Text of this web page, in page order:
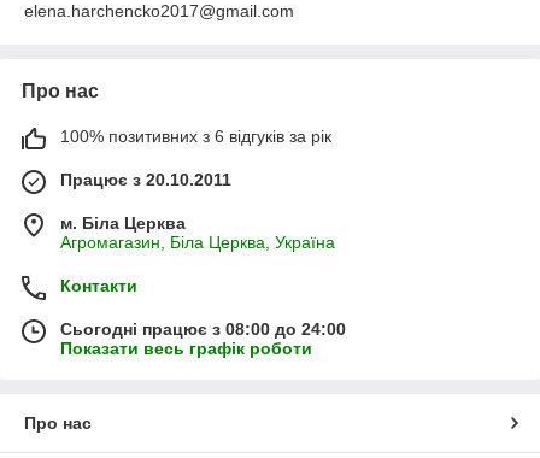
elena.harchencko2017@gmail.com
Про нас
100% позитивних з 6 відгуків за рік
Працює з 20.10.2011
м. Біла Церква
Агромагазин, Біла Церква, Україна
Контакти
Сьогодні працює з 08:00 до 24:00
Показати весь графік роботи
Про нас